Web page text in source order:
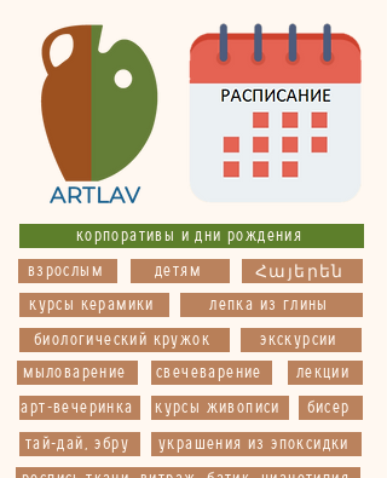
корпоративы и дни рождения
детям
взрослым Հայերեն
украшения из эпоксидки
мыловарение свечеварение
арт-вечеринка бисер
тай-дай, эбру
экскурсии
лепка из глины
курсы живописи
лекции
биологический кружок
курсы керамики